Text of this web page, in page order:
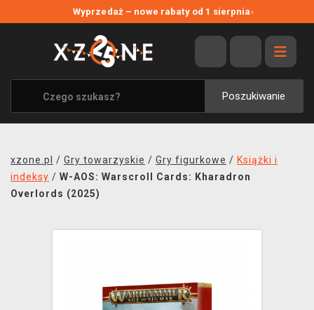
Wyprzedaż – nowe rabaty od 1 sierpnia›
Poszukiwanie
WYPRZEDAŻ
WSZYSTKIE MARKI
XZONE ORIGINALS
UBRANIA I AKCESORIA
SOUNDTRACKI
xzone.pl / Gry towarzyskie / Gry figurkowe / Książki i
indeksy / W-AOS: Warscroll Cards: Kharadron
Overlords (2025)